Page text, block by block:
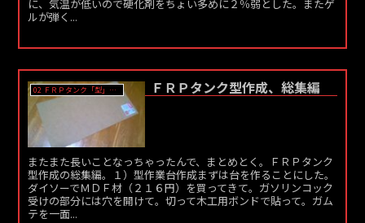
に、気温が低いので硬化剤をちょい多めに２％弱とした。またゲ
ルが弾く...
02 ＦＲＰタンク「型」作成 ＦＲＰタンク型作成、総集編
またまた長いことなっちゃったんで、まとめとく。ＦＲＰタンク
型作成の総集編。１）型作業台作成まずは台を作ることにした。
ダイソーでＭＤＦ材（２１６円）を買ってきて。ガソリンコック
受けの部分には穴を開けて。切って木工用ボンドで貼って。ガム
テを一面...